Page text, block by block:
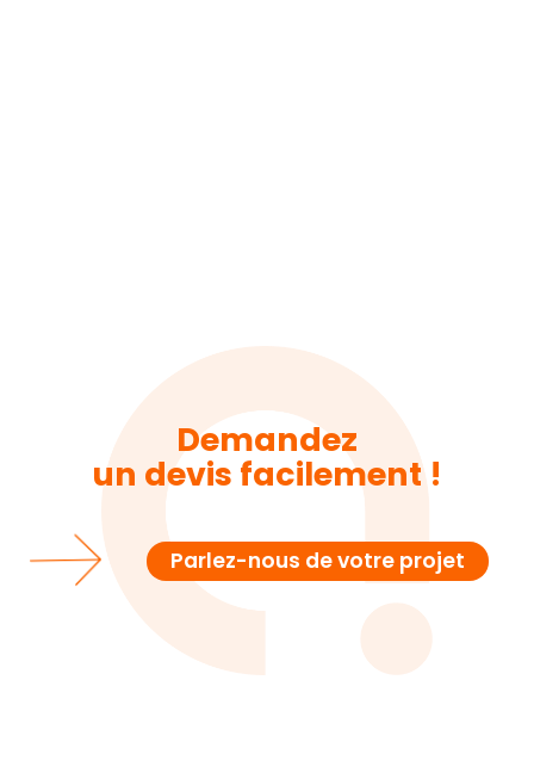
Demandez
un devis facilement !
Parlez-nous de votre projet